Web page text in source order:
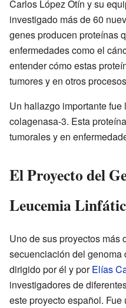
Carlos López Otín y su
investigado más de 60
genes producen proteínas
enfermedades como el
entender cómo estas
tumores y en otros
Un hallazgo importante
colagenasa-3. Esta
tumorales y en
El Proyecto del
Leucemia
Uno de sus proyectos más
secuenciación del genoma
dirigido por él y porElías
investigadores de
este proyecto español.